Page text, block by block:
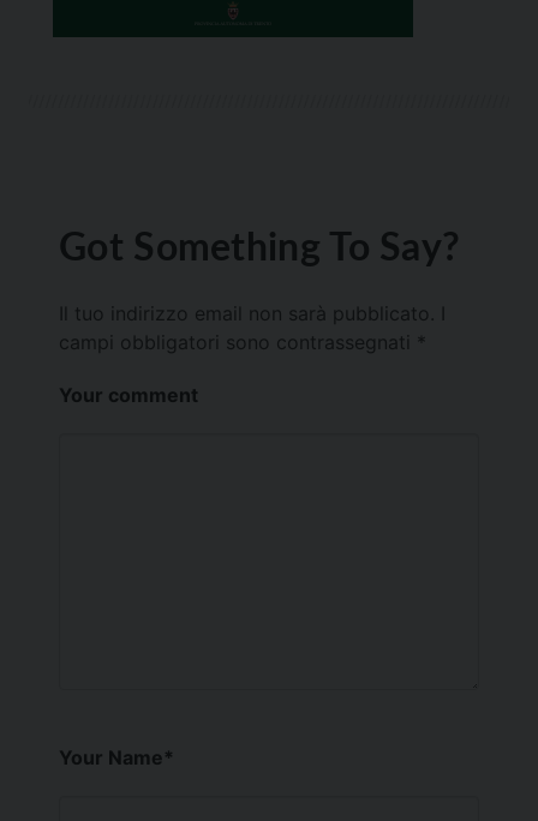
Got Something To Say?
Il tuo indirizzo email non sarà pubblicato.
campi obbligatori sono contrassegnati *
Your comment
Your Name*